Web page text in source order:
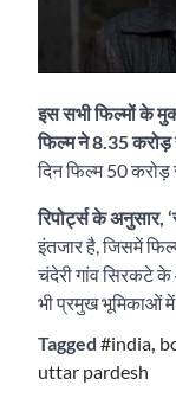
इस सभी फिल्मों के
फिल्म ने 8.35 करोड़
दिन फिल्म 50 करोड़
रिपोर्ट्स के
इंतजार है, जिसमें
चंदेरी गांव सिरकटे
भी प्रमुख भूमिकाओं
Tagged #india,
uttar pardesh